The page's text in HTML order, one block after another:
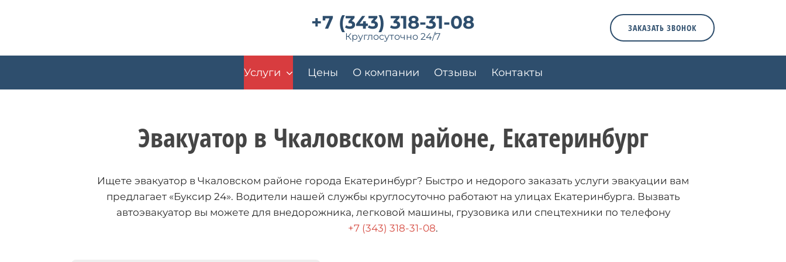
+7 (343) 318-31-08
Круглосуточно 24/7
ЗАКАЗАТЬ ЗВОНОК
Услуги Цены О компании Отзывы Контакты
Эвакуатор в Чкаловском районе, Екатеринбург
Ищете эвакуатор в Чкаловском районе города Екатеринбург? Быстро и недорого заказать услуги эвакуации вам
предлагает «Буксир 24». Водители нашей службы круглосуточно работают на улицах Екатеринбурга. Вызвать
автоэвакуатор вы можете для внедорожника, легковой машины, грузовика или спецтехники по телефону
+7 (343) 318-31-08.